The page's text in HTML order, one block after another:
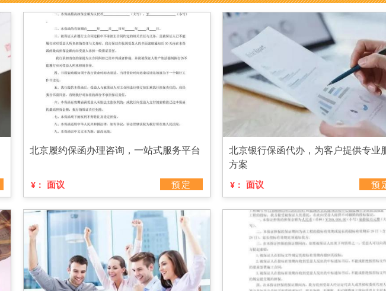
北京履约保函办理咨询，一站式服务平台
¥： 面议 预定
北京银行保函代办，为客户提供专业
方案
¥： 面议 预